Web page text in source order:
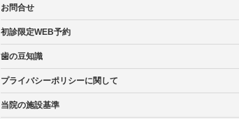
お問合せ
初診限定WEB予約
歯の豆知識
プライバシーポリシーに関して
当院の施設基準